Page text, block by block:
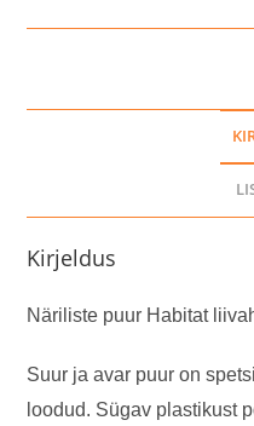
Kirjeldus
Näriliste puur Habitat
Suur ja avar puur on
loodud. Sügav plastikust